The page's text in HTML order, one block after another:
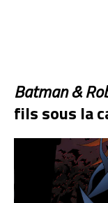
Batman &
fils sous la